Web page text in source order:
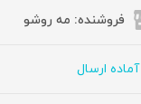
فروشنده: مه رو‌شو
آماده ارسال